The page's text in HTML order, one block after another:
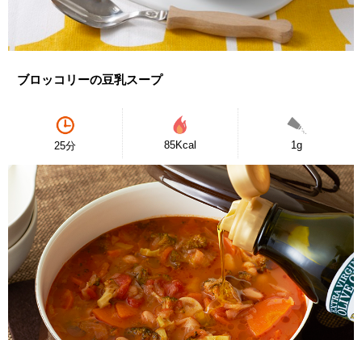
ブロッコリーの豆乳スープ
25分 85Kcal 1g